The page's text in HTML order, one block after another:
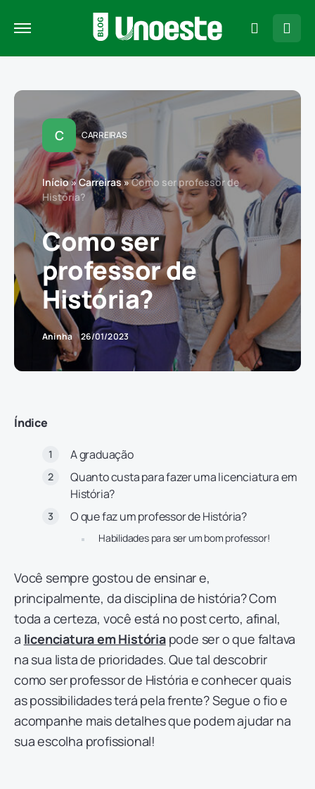
C CARREIRAS
Início»Carreiras»Como ser professor de
História?
Como ser
professor de
História?
Aninha 26/01/2023
Índice
A graduação
Quanto custa para fazer uma licenciatura em
História?
O que faz um professor de História?
Habilidades para ser um bom professor!
Você sempre gostou de ensinar e,
principalmente, da disciplina de história? Com
toda a certeza, você está no post certo, afinal,
a licenciatura em Históriapode ser o que faltava
na sua lista de prioridades. Que tal descobrir
como ser professor de História e conhecer quais
as possibilidades terá pela frente? Segue o fio e
acompanhe mais detalhes que podem ajudar na
sua escolha profissional!